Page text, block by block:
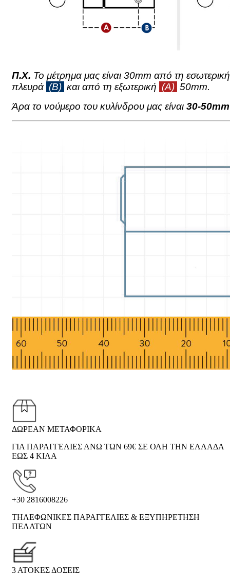
Π.Χ. Το μέτρημα μας είναι 30mm από τη εσωτερική
πλευρά (Β) και από τη εξωτερική (Α) 50mm.
Άρα το νούμερο του κυλίνδρου μας είναι 30-50mm
ΔΩΡΕΑΝ ΜΕΤΑΦΟΡΙΚΑ
ΓΙΑ ΠΑΡΑΓΓΕΛΙΕΣ ΑΝΩ ΤΩΝ 69€ ΣΕ ΟΛΗ ΤΗΝ ΕΛΛΑΔΑ
ΕΩΣ 4 ΚΙΛΑ
+30 2816008226
ΤΗΛΕΦΩΝΙΚΕΣ ΠΑΡΑΓΓΕΛΙΕΣ & ΕΞΥΠΗΡΕΤΗΣΗ
ΠΕΛΑΤΩΝ
3 ΑΤΟΚΕΣ ΔΟΣΕΙΣ